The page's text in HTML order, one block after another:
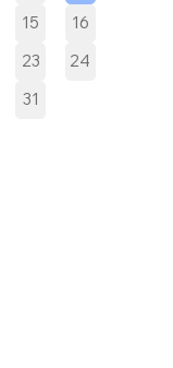
15
16
23
24
31